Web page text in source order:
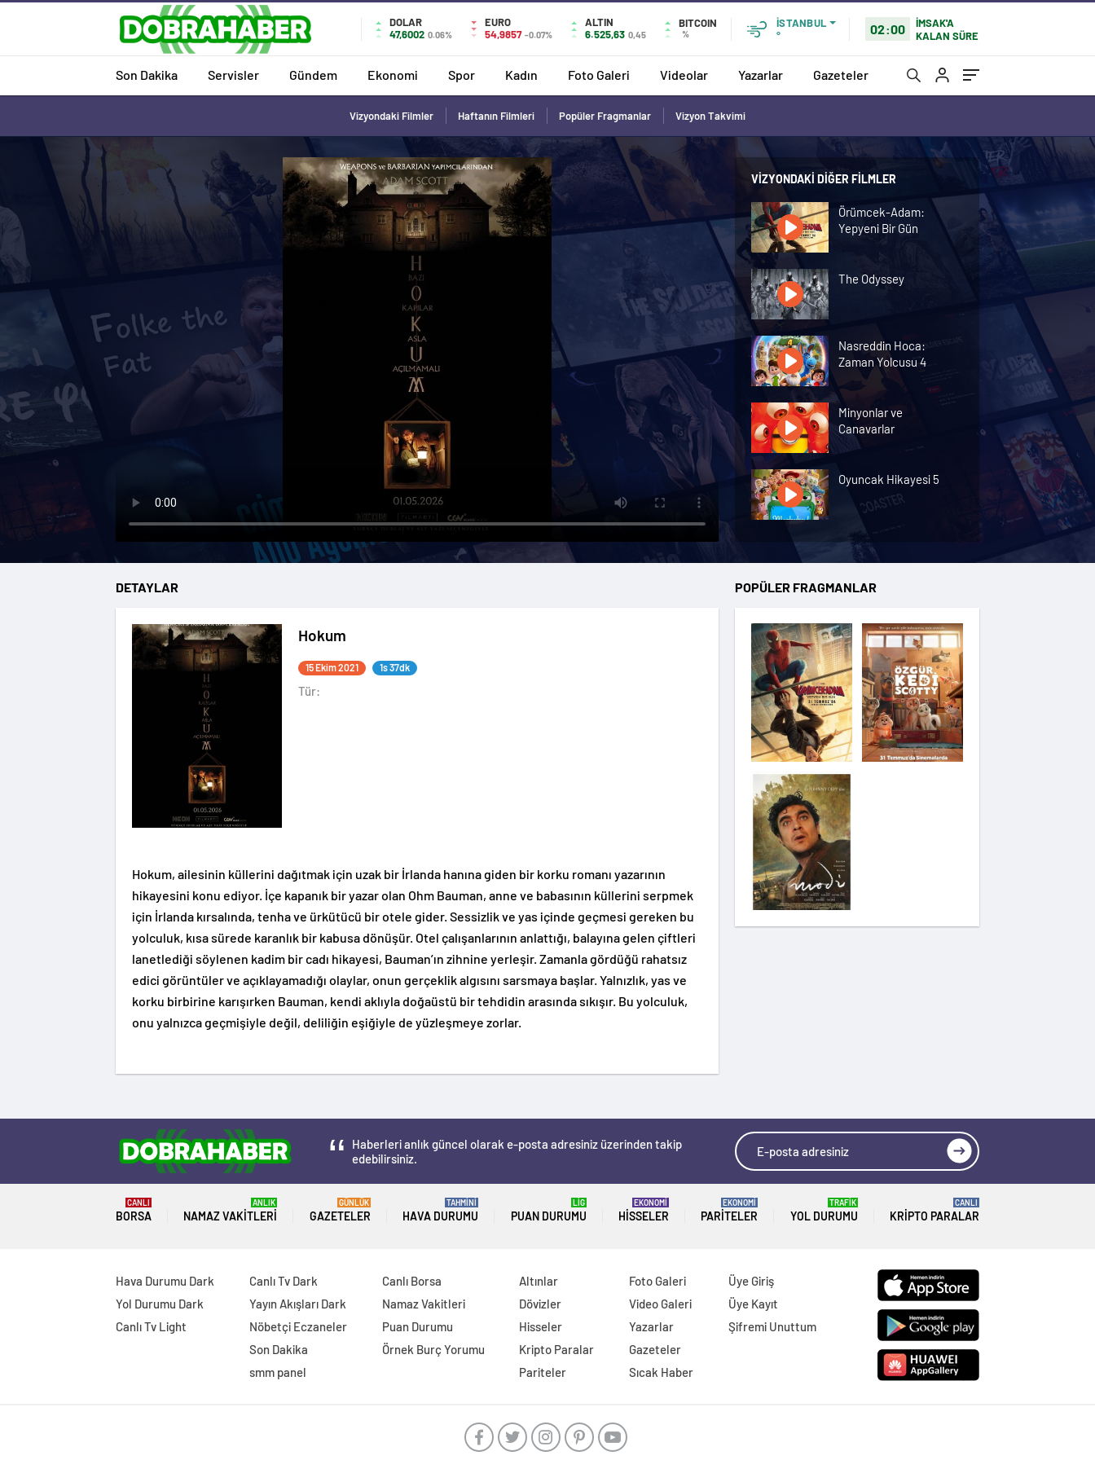
DOLAR
47,6002 0.06%
EURO
54,9857 -0.07%
ALTIN
6.525,63 0,45
BITCOIN
%
İSTANBUL
°
02:00
İMSAK'A
KALAN SÜRE
Son Dakika Servisler Gündem Ekonomi Spor Kadın Foto Galeri Videolar Yazarlar Gazeteler
Vizyondaki Filmler Haftanın Filmleri Popüler Fragmanlar Vizyon Takvimi
VIZYONDAKI DIĞER FILMLER
Örümcek-Adam:
Yepyeni Bir Gün
The Odyssey
Nasreddin Hoca:
Zaman Yolcusu 4
Minyonlar ve
Canavarlar
Oyuncak Hikayesi 5
Özgür Kedi Scotty
Hannas 3
Saplantı
Modi: Deliliğin
Kanadında Üç Gün
Pinokyo: Kanlı Masal
DETAYLAR
Hokum
15 Ekim 2021 1s 37dk
Tür:
Hokum, ailesinin küllerini dağıtmak için uzak bir İrlanda hanına giden bir korku romanı yazarının
hikayesini konu ediyor. İçe kapanık bir yazar olan Ohm Bauman, anne ve babasının küllerini serpmek
için İrlanda kırsalında, tenha ve ürkütücü bir otele gider. Sessizlik ve yas içinde geçmesi gereken bu
yolculuk, kısa sürede karanlık bir kabusa dönüşür. Otel çalışanlarının anlattığı, balayına gelen çiftleri
lanetlediği söylenen kadim bir cadı hikayesi, Bauman’ın zihnine yerleşir. Zamanla gördüğü rahatsız
edici görüntüler ve açıklayamadığı olaylar, onun gerçeklik algısını sarsmaya başlar. Yalnızlık, yas ve
korku birbirine karışırken Bauman, kendi aklıyla doğaüstü bir tehdidin arasında sıkışır. Bu yolculuk,
onu yalnızca geçmişiyle değil, deliliğin eşiğiyle de yüzleşmeye zorlar.
POPÜLER FRAGMANLAR
Haberleri anlık güncel olarak e-posta adresiniz üzerinden takip
edebilirsiniz.
BORSA
CANLI
NAMAZ VAKITLERI
ANLIK
GAZETELER
GÜNLÜK
HAVA DURUMU
TAHMİNİ
PUAN DURUMU
LİG
HISSELER
EKONOMİ
PARITELER
EKONOMİ
YOL DURUMU
TRAFİK
KRIPTO PARALAR
CANLI
Hava Durumu Dark
Yol Durumu Dark
Canlı Tv Light
Canlı Tv Dark
Yayın Akışları Dark
Nöbetçi Eczaneler
Son Dakika
smm panel
Canlı Borsa
Namaz Vakitleri
Puan Durumu
Örnek Burç Yorumu
Altınlar
Dövizler
Hisseler
Kripto Paralar
Pariteler
Foto Galeri
Video Galeri
Yazarlar
Gazeteler
Sıcak Haber
Üye Giriş
Üye Kayıt
Şifremi Unuttum